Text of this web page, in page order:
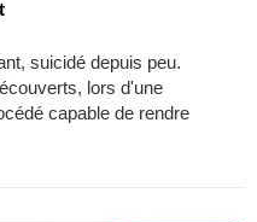
suicidé depuis peu.
lors d'une
capable de rendre